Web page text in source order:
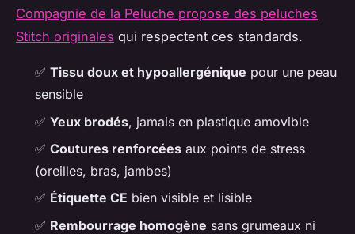
Compagnie de la Peluche propose des peluches
Stitch originales qui respectent ces standards.
✅ Tissu doux et hypoallergénique pour une peau
sensible
✅ Yeux brodés, jamais en plastique amovible
✅ Coutures renforcées aux points de stress
(oreilles, bras, jambes)
✅ Étiquette CE bien visible et lisible
✅ Rembourrage homogène sans grumeaux ni